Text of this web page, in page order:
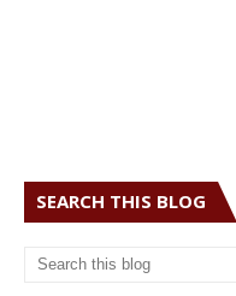
SEARCH THIS BLOG